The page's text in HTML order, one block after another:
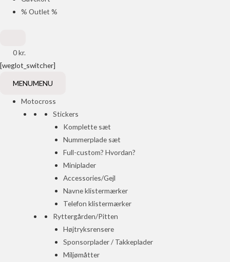
% Outlet %
0kr.
[weglot_switcher]
MENUMENU
Motocross
Stickers
Komplette sæt
Nummerplade sæt
Full-custom? Hvordan?
Miniplader
Accessories/Gejl
Navne klistermærker
Telefon klistermærker
Ryttergården/Pitten
Højtryksrensere
Sponsorplader / Takkeplader
Miljømåtter